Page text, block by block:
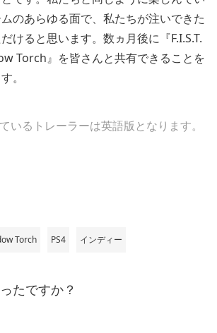
のあらゆる面で、私たちが注いできた
けると思います。数ヵ月後に『F.I.S.T.
Torch』を皆さんと共有できることを
。
いるトレーラーは英語版となります。
Torch PS4 インディー
たですか？